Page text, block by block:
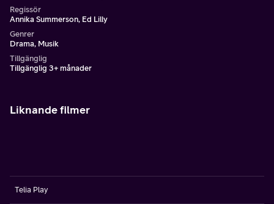
Regissör
Annika Summerson, Ed Lilly
Genrer
Drama, Musik
Tillgänglig
Tillgänglig 3+ månader
Liknande filmer
Telia Play